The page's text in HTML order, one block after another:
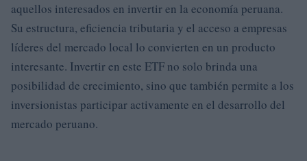
aquellos interesados en invertir en la economía peruana.
Su estructura, eficiencia tributaria y el acceso a empresas
líderes del mercado local lo convierten en un producto
interesante. Invertir en este ETF no solo brinda una
posibilidad de crecimiento, sino que también permite a los
inversionistas participar activamente en el desarrollo del
mercado peruano.